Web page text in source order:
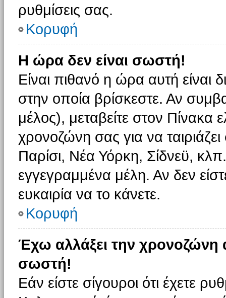
ρυθμίσεις σας.
Κορυφή
Η ώρα δεν είναι σωστή!
Είναι πιθανό η ώρα αυτή είναι
στην οποία βρίσκεστε. Αν
μέλος), μεταβείτε στον Πίνακα
χρονοζώνη σας για να
Παρίσι, Νέα Υόρκη, Σίδνεϋ,
εγγεγραμμένα μέλη. Αν δεν
ευκαιρία να το κάνετε.
Κορυφή
Έχω αλλάξει την χρονοζώνη
σωστή!
Εάν είστε σίγουροι ότι έχετε